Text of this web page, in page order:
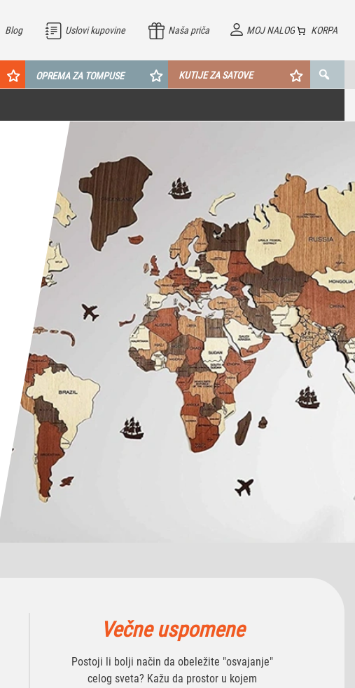
MOJ NALOG KORPA
Blog Uslovi kupovine Naša priča
OPREMA ZA TOMPUSE KUTIJE ZA SATOVE
Večne uspomene
Postoji li bolji način da obeležite "osvajanje"
celog sveta? Kažu da prostor u kojem